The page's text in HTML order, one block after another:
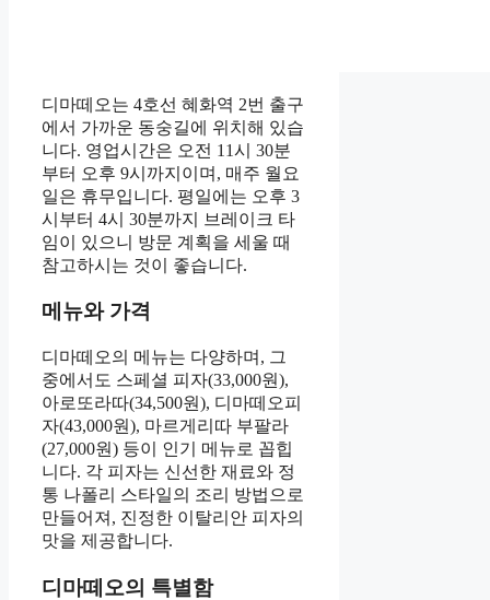
디마떼오는 4호선 혜화역 2번 출구
에서 가까운 동숭길에 위치해 있습
니다. 영업시간은 오전 11시 30분
부터 오후 9시까지이며, 매주 월요
일은 휴무입니다. 평일에는 오후 3
시부터 4시 30분까지 브레이크 타
임이 있으니 방문 계획을 세울 때
참고하시는 것이 좋습니다.
메뉴와 가격
디마떼오의 메뉴는 다양하며, 그
중에서도 스페셜 피자(33,000원),
아로또라따(34,500원), 디마떼오피
자(43,000원), 마르게리따 부팔라
(27,000원) 등이 인기 메뉴로 꼽힙
니다. 각 피자는 신선한 재료와 정
통 나폴리 스타일의 조리 방법으로
만들어져, 진정한 이탈리안 피자의
맛을 제공합니다.
디마떼오의 특별함